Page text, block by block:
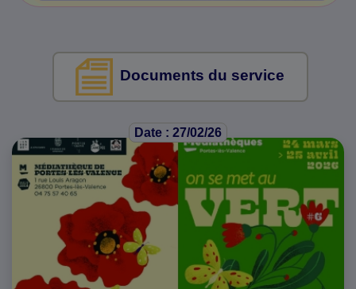
Documents du service
Date : 27/02/26